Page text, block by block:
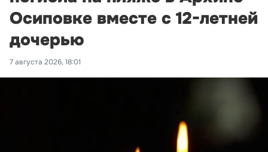
Осиповке вместе с 12-летней
дочерью
7 августа 2026, 18:01